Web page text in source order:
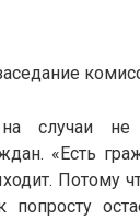
случаи не
«Есть
Потому